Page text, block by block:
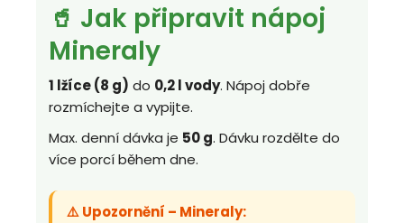
🥤 Jak připravit nápoj
Mineraly
1 lžíce (8 g) do 0,2 l vody. Nápoj dobře
rozmíchejte a vypijte.
Max. denní dávka je 50 g. Dávku rozdělte do
více porcí během dne.
⚠️ Upozornění – Mineraly: